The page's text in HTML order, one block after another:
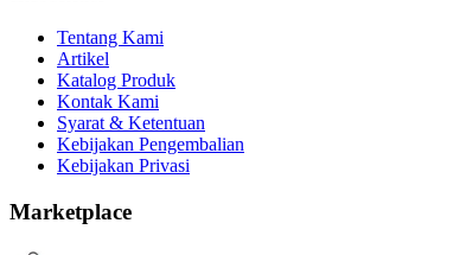
Tentang Kami
Artikel
Katalog Produk
Kontak Kami
Syarat & Ketentuan
Kebijakan Pengembalian
Kebijakan Privasi
Marketplace